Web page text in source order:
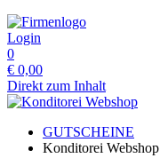
Login
0
€ 0,00
Direkt zum Inhalt
GUTSCHEINE
Konditorei Webshop